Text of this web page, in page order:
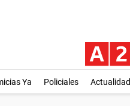
Ya Policiales Actualidad